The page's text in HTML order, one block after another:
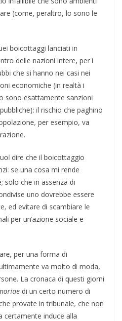
(come, peraltro, lo sono le
boicottaggi lanciati in
delle nazioni intere, per i
che si hanno nei casi nei
economiche (in realtà i
sono esattamente sanzioni
il rischio che paghino
per esempio, va
dire che il boicottaggio
se una cosa mi rende
solo che in assenza di
uno dovrebbe essere
ed evitare di scambiare le
per un’azione sociale e
per una forma di
va molto di moda,
La cronaca di questi giorni
di un certo numero di
provate in tribunale, che non
induce alla